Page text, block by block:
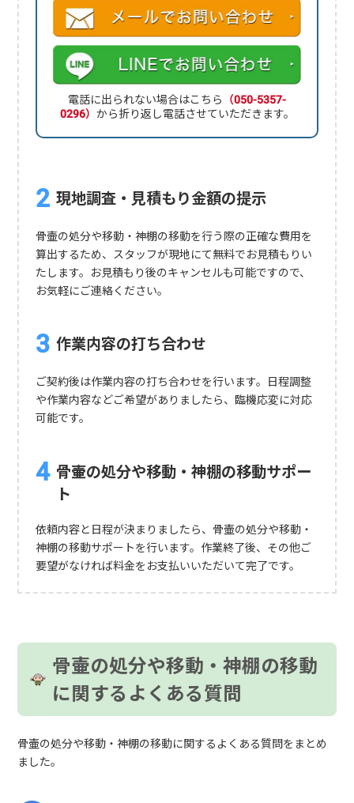
電話に出られない場合はこちら （050-5357-
0296） から折り返し電話させていただきます。
現地調査・見積もり金額の提示
骨壷の処分や移動・神棚の移動を行う際の正確な費用を
算出するため、スタッフが現地にて無料でお見積もりい
たします。お見積もり後のキャンセルも可能ですので、
お気軽にご連絡ください。
作業内容の打ち合わせ
ご契約後は作業内容の打ち合わせを行います。日程調整
や作業内容などご希望がありましたら、臨機応変に対応
可能です。
骨壷の処分や移動・神棚の移動サポー
ト
依頼内容と日程が決まりましたら、骨壷の処分や移動・
神棚の移動サポートを行います。作業終了後、その他ご
要望がなければ料金をお支払いいただいて完了です。
骨壷の処分や移動・神棚の移動
に関するよくある質問
骨壷の処分や移動・神棚の移動に関するよくある質問をまとめ
ました。